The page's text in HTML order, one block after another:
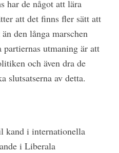
har de något att lära
att det finns fler sätt att
den långa marschen
utmaning är att
och även dra de
slutsatserna av detta.
kand i internationella
i Liberala